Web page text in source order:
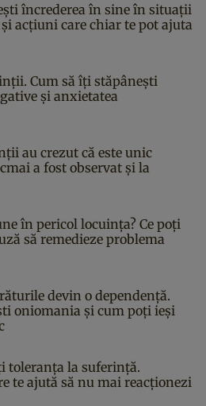
încrederea în sine în situații
acțiuni care chiar te pot ajuta
Cum să îți stăpânești
și anxietatea
au crezut că este unic
a fost observat și la
în pericol locuința? Ce poți
să remedieze problema
devin o dependență.
oniomania și cum poți ieși
toleranța la suferință.
te ajută să nu mai reacționezi